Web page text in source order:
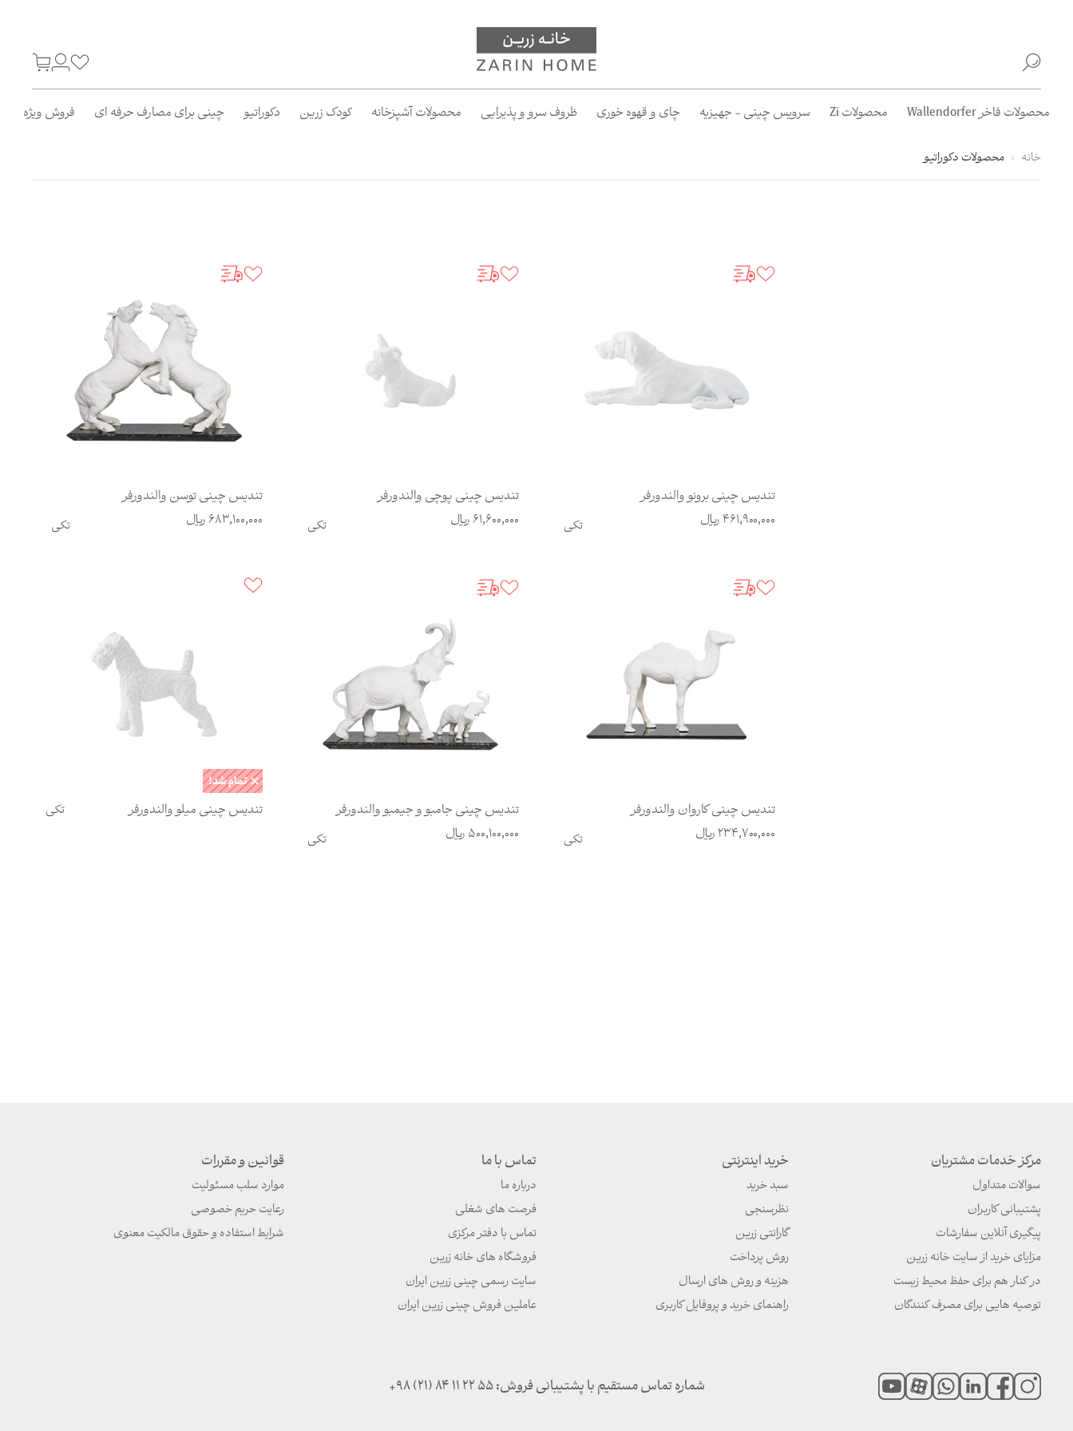
محصولات فاخر Wallendorfer محصولات Zi سرویس چینی - جهیزیه چای و قهوه خوری ظروف سرو و پذیرایی محصولات آشپزخانه کودک زرین دکوراتیو چینی برای مصارف حرفه ای فروش ویژه
خانه محصولات دکوراتیو
مرتب‌سازی: پیشنهادات ما
تندیس چینی برونو والندورفر
461,900,000ریال تکی
تندیس چینی پوچی والندورفر
61,600,000ریال تکی
تندیس چینی توسن والندورفر
683,100,000ریال تکی
تندیس چینی کاروان والندورفر
234,700,000ریال تکی
تندیس چینی جامبو و جیمبو والندورفر
500,100,000ریال تکی
تندیس چینی میلو والندورفر تکی
مرکز خدمات مشتریان
سوالات متداول
پشتیبانی کاربران
پیگیری آنلاین سفارشات
مزایای خرید از سایت خانه زرین
در کنار هم برای حفظ محیط زیست
توصیه هایی برای مصرف کنندگان
خرید اینترنتی
سبد خرید
نظرسنجی
گارانتی زرین
روش پرداخت
هزینه و روش های ارسال
راهنمای خرید و پروفایل کاربری
تماس با ما
درباره ما
فرصت های شغلی
تماس با دفتر مرکزی
فروشگاه های خانه زرین
سایت رسمی چینی زرین ایران
عاملین فروش چینی زرین ایران
قوانین و مقررات
موارد سلب مسئولیت
رعایت حریم خصوصی
شرایط استفاده و حقوق مالکیت معنوی
شماره تماس مستقیم با پشتیبانی فروش:+98 (21) 84 11 22 55